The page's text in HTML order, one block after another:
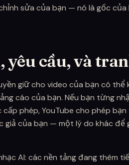
sửa của bạn — nó là gốc
yêu cầu, và
giữ cho video của bạn có thể
cáo của bạn. Nếu bạn từng
phép, YouTube cho phép
giả của bạn — một lý do khác để
AI: các nền tảng đang thêm